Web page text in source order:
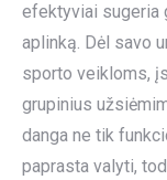
efektyviai sugeria
aplinką. Dėl savo
sporto veikloms,
grupinius
danga ne tik
paprasta valyti,